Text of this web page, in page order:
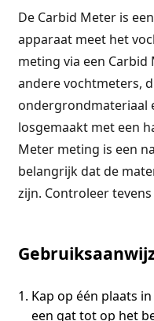
De Carbid Meter is
apparaat meet het
meting via een
andere vochtmeters,
ondergrondmateriaal
losgemaakt met een
Meter meting is een
belangrijk dat de
zijn. Controleer
Kap op één plaats
een gat tot op het